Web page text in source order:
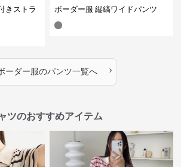
きストラ
ボーダー服 縦縞ワイドパンツ
ーダー服のパンツ一覧へ ›
ツのおすすめアイテム